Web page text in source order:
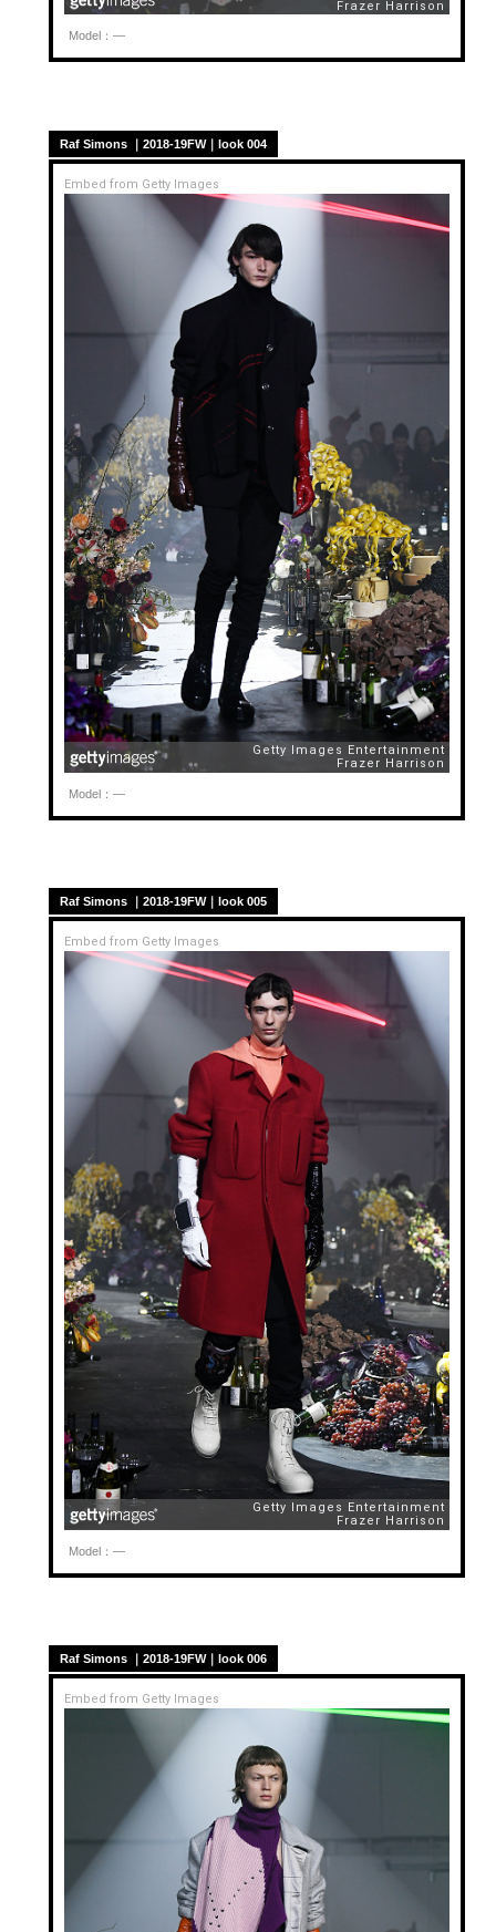
Model：—
Raf Simons ｜2018-19FW｜look 004
Embed from Getty Images
Model：—
Raf Simons ｜2018-19FW｜look 005
Embed from Getty Images
Model：—
Raf Simons ｜2018-19FW｜look 006
Embed from Getty Images